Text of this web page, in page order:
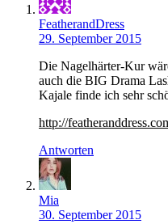
FeatherandDress
29. September 2015
Die Nagelhärter-Kur
auch die BIG Drama
Kajale finde ich sehr
http://
Antworten
Mia
30. September 2015